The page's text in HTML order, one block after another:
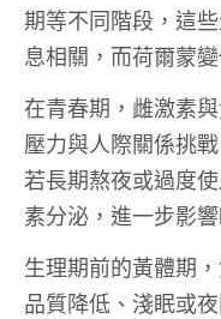
期等不同階段，這
息相關，而荷爾蒙
在青春期，雌激素
壓力與人際關係挑
若長期熬夜或過度
素分泌，進一步影響
生理期前的黃體期
品質降低、淺眠或